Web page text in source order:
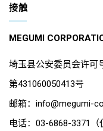
接触
MEGUMI
埼玉县公安委员会许可
第431060050413号
邮箱：info@megumi-
电话：03-6868-3371（